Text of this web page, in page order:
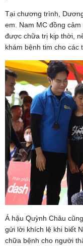
Tại chương trình,
em. Nam MC đồng
được chữa trị kịp thời,
khám bệnh tim cho các
Á hậu Quỳnh Châu
gửi lời khích lệ khi biết
chữa bệnh cho người